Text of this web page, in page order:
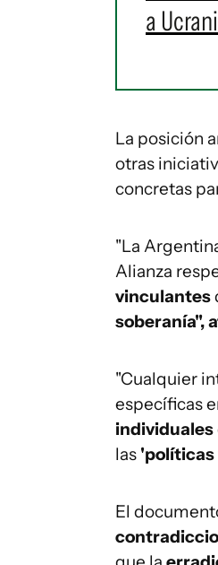
a
La posición
otras
concretas
"La
Alianza
vinculantes
soberanía",
"Cualquier
específicas
individuales
las 'políticas
El